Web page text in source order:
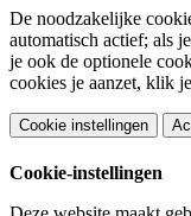
De noodzakelijke
automatisch actief; als
je ook de optionele
cookies je aanzet, klik
Cookie instellingen
Cookie-instellingen